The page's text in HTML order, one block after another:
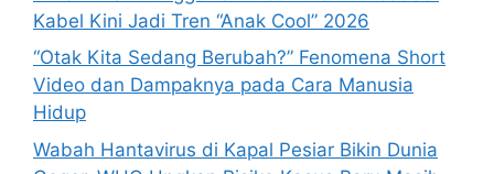
r
:
Kabel Kini Jadi Tren “Anak Cool” 2026
“Otak Kita Sedang Berubah?” Fenomena Short
Video dan Dampaknya pada Cara Manusia
Hidup
Wabah Hantavirus di Kapal Pesiar Bikin Dunia